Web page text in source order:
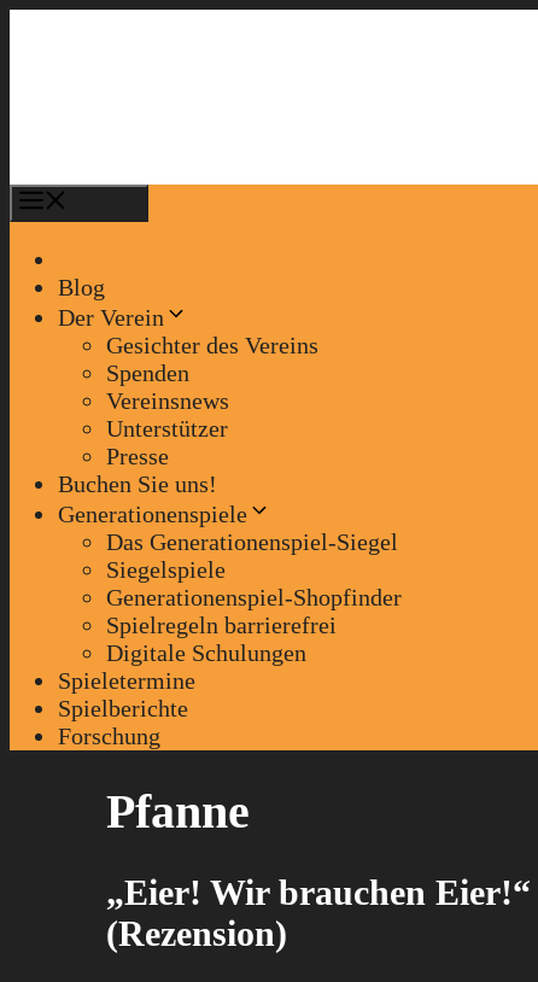
Blog
Der Verein
Gesichter des Vereins
Spenden
Vereinsnews
Unterstützer
Presse
Buchen Sie uns!
Generationenspiele
Das Generationenspiel-Siegel
Siegelspiele
Generationenspiel-Shopfinder
Spielregeln barrierefrei
Digitale Schulungen
Spieletermine
Spielberichte
Forschung
Pfanne
„Eier! Wir brauchen
(Rezension)